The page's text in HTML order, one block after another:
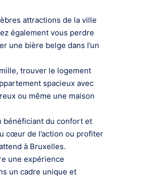
attractions de la ville
également vous perdre
une bière belge dans l’un
trouver le logement
spacieux avec
ou même une maison
bénéficiant du confort et
cœur de l’action ou profiter
à Bruxelles.
une expérience
un cadre unique et